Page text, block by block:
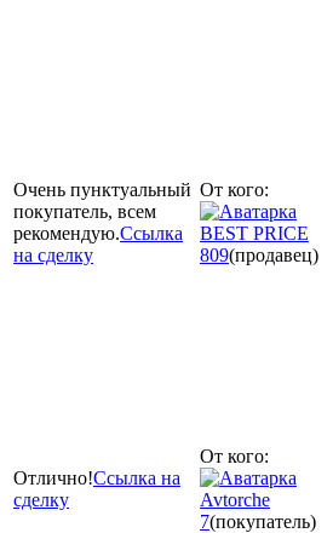
Очень пунктуальный
покупатель, всем
рекомендую.Ссылка
на сделку
От кого:
BEST PRICE
809(продавец)
Отлично!Ссылка на
сделку
От кого:
Avtorche
7(покупатель)